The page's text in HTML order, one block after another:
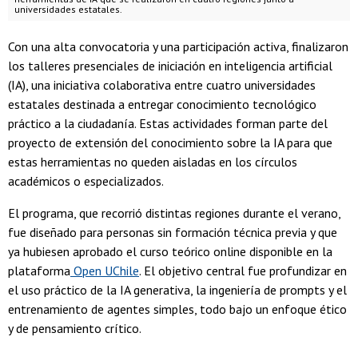
universidades estatales.
Con una alta convocatoria y una participación activa, finalizaron
los talleres presenciales de iniciación en inteligencia artificial
(IA), una iniciativa colaborativa entre cuatro universidades
estatales destinada a entregar conocimiento tecnológico
práctico a la ciudadanía. Estas actividades forman parte del
proyecto de extensión del conocimiento sobre la IA para que
estas herramientas no queden aisladas en los círculos
académicos o especializados.
El programa, que recorrió distintas regiones durante el verano,
fue diseñado para personas sin formación técnica previa y que
ya hubiesen aprobado el curso teórico online disponible en la
plataforma Open UChile. El objetivo central fue profundizar en
el uso práctico de la IA generativa, la ingeniería de prompts y el
entrenamiento de agentes simples, todo bajo un enfoque ético
y de pensamiento crítico.